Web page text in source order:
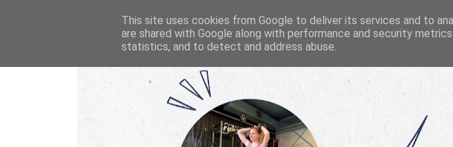
This site uses cookies from Google to deliver its services and to
are shared with Google along with performance and security
statistics, and to detect and address abuse.